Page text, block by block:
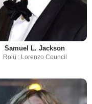
Samuel L. Jackson
Rolü : Lorenzo Council